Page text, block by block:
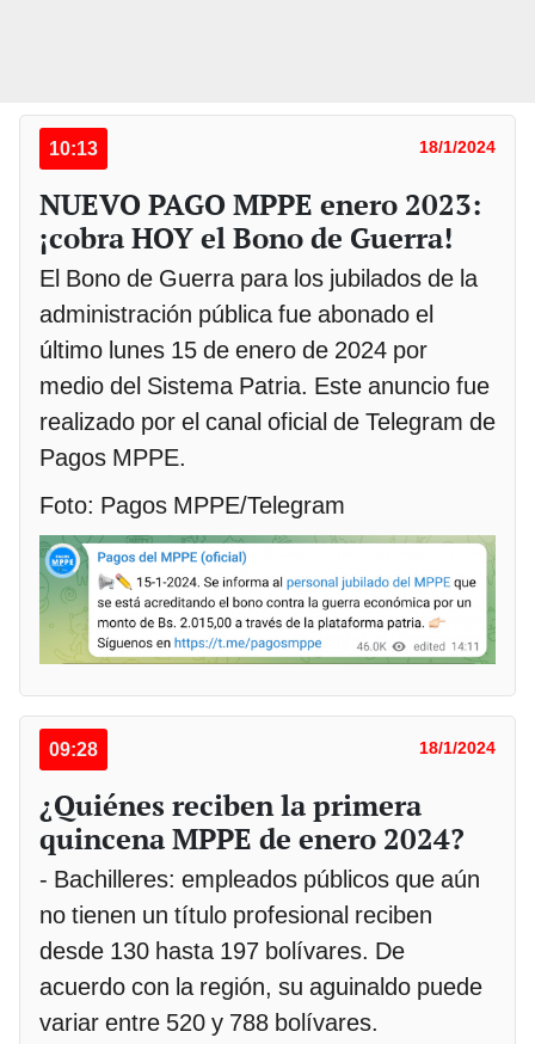
10:13 18/1/2024
NUEVO PAGO MPPE enero 2023:
¡cobra HOY el Bono de Guerra!
El Bono de Guerra para los jubilados de la
administración pública fue abonado el
último lunes 15 de enero de 2024 por
medio del Sistema Patria. Este anuncio fue
realizado por el canal oficial de Telegram de
Pagos MPPE.
Foto: Pagos MPPE/Telegram
09:28 18/1/2024
¿Quiénes reciben la primera
quincena MPPE de enero 2024?
- Bachilleres: empleados públicos que aún
no tienen un título profesional reciben
desde 130 hasta 197 bolívares. De
acuerdo con la región, su aguinaldo puede
variar entre 520 y 788 bolívares.